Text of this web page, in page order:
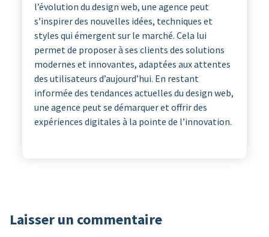
l’évolution du design web, une agence peut
s’inspirer des nouvelles idées, techniques et
styles qui émergent sur le marché. Cela lui
permet de proposer à ses clients des solutions
modernes et innovantes, adaptées aux attentes
des utilisateurs d’aujourd’hui. En restant
informée des tendances actuelles du design web,
une agence peut se démarquer et offrir des
expériences digitales à la pointe de l’innovation.
Laisser un commentaire